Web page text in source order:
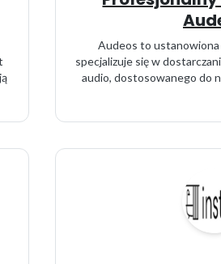
Audeos to
specjalizuje się w
audio, dostosowanego do